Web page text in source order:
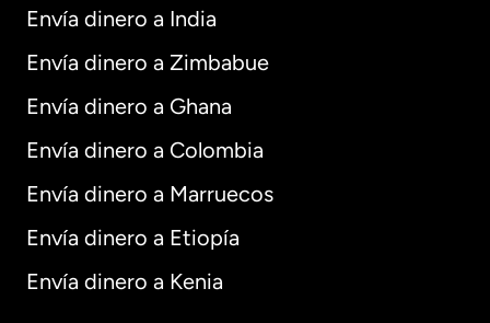
Envía dinero a India
Envía dinero a Zimbabue
Envía dinero a Ghana
Envía dinero a Colombia
Envía dinero a Marruecos
Envía dinero a Etiopía
Envía dinero a Kenia